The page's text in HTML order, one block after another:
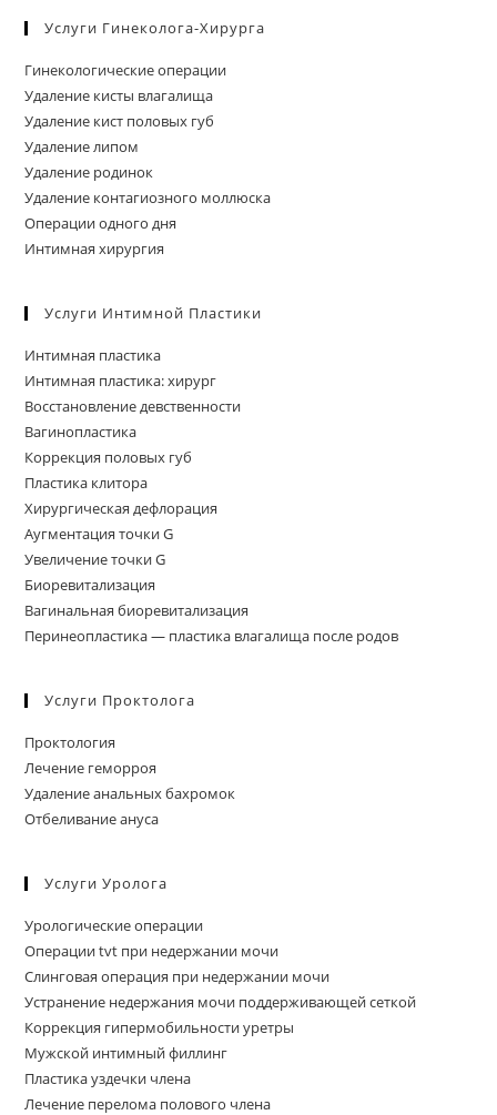
Услуги Гинеколога-Хирурга
Гинекологические операции
Удаление кисты влагалища
Удаление кист половых губ
Удаление липом
Удаление родинок
Удаление контагиозного моллюска
Операции одного дня
Интимная хирургия
Услуги Интимной Пластики
Интимная пластика
Интимная пластика: хирург
Восстановление девственности
Вагинопластика
Коррекция половых губ
Пластика клитора
Хирургическая дефлорация
Аугментация точки G
Увеличение точки G
Биоревитализация
Вагинальная биоревитализация
Перинеопластика — пластика влагалища после родов
Услуги Проктолога
Проктология
Лечение геморроя
Удаление анальных бахромок
Отбеливание ануса
Услуги Уролога
Урологические операции
Операции tvt при недержании мочи
Слинговая операция при недержании мочи
Устранение недержания мочи поддерживающей сеткой
Коррекция гипермобильности уретры
Мужской интимный филлинг
Пластика уздечки члена
Лечение перелома полового члена